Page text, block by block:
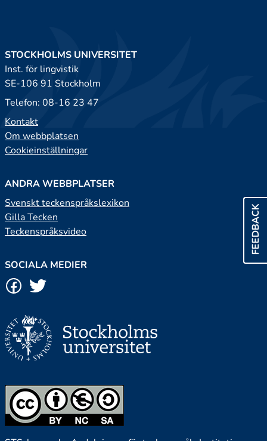
FEEDBACK
STOCKHOLMS UNIVERSITET
Inst. för lingvistik
SE-106 91 Stockholm
Telefon: 08-16 23 47
Kontakt
Om webbplatsen
Cookieinställningar
ANDRA WEBBPLATSER
Svenskt teckenspråkslexikon
Gilla Tecken
Teckenspråksvideo
SOCIALA MEDIER